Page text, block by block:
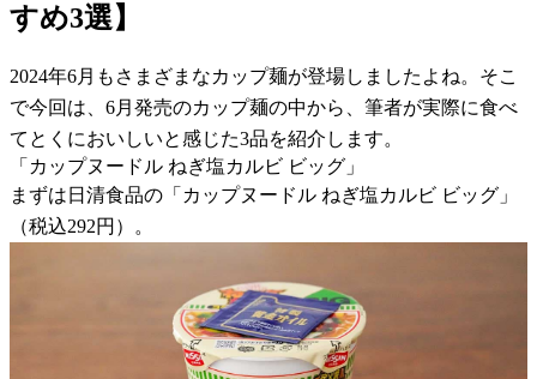
すめ3選】
2024年6月もさまざまなカップ麺が登場しましたよね。そこ
で今回は、6月発売のカップ麺の中から、筆者が実際に食べ
てとくにおいしいと感じた3品を紹介します。
「カップヌードル ねぎ塩カルビ ビッグ」
まずは日清食品の「カップヌードル ねぎ塩カルビ ビッグ」
（税込292円）。